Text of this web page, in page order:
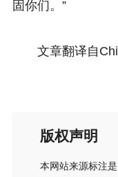
固你们。”
文章翻译自
版权声明
本网站来源标注